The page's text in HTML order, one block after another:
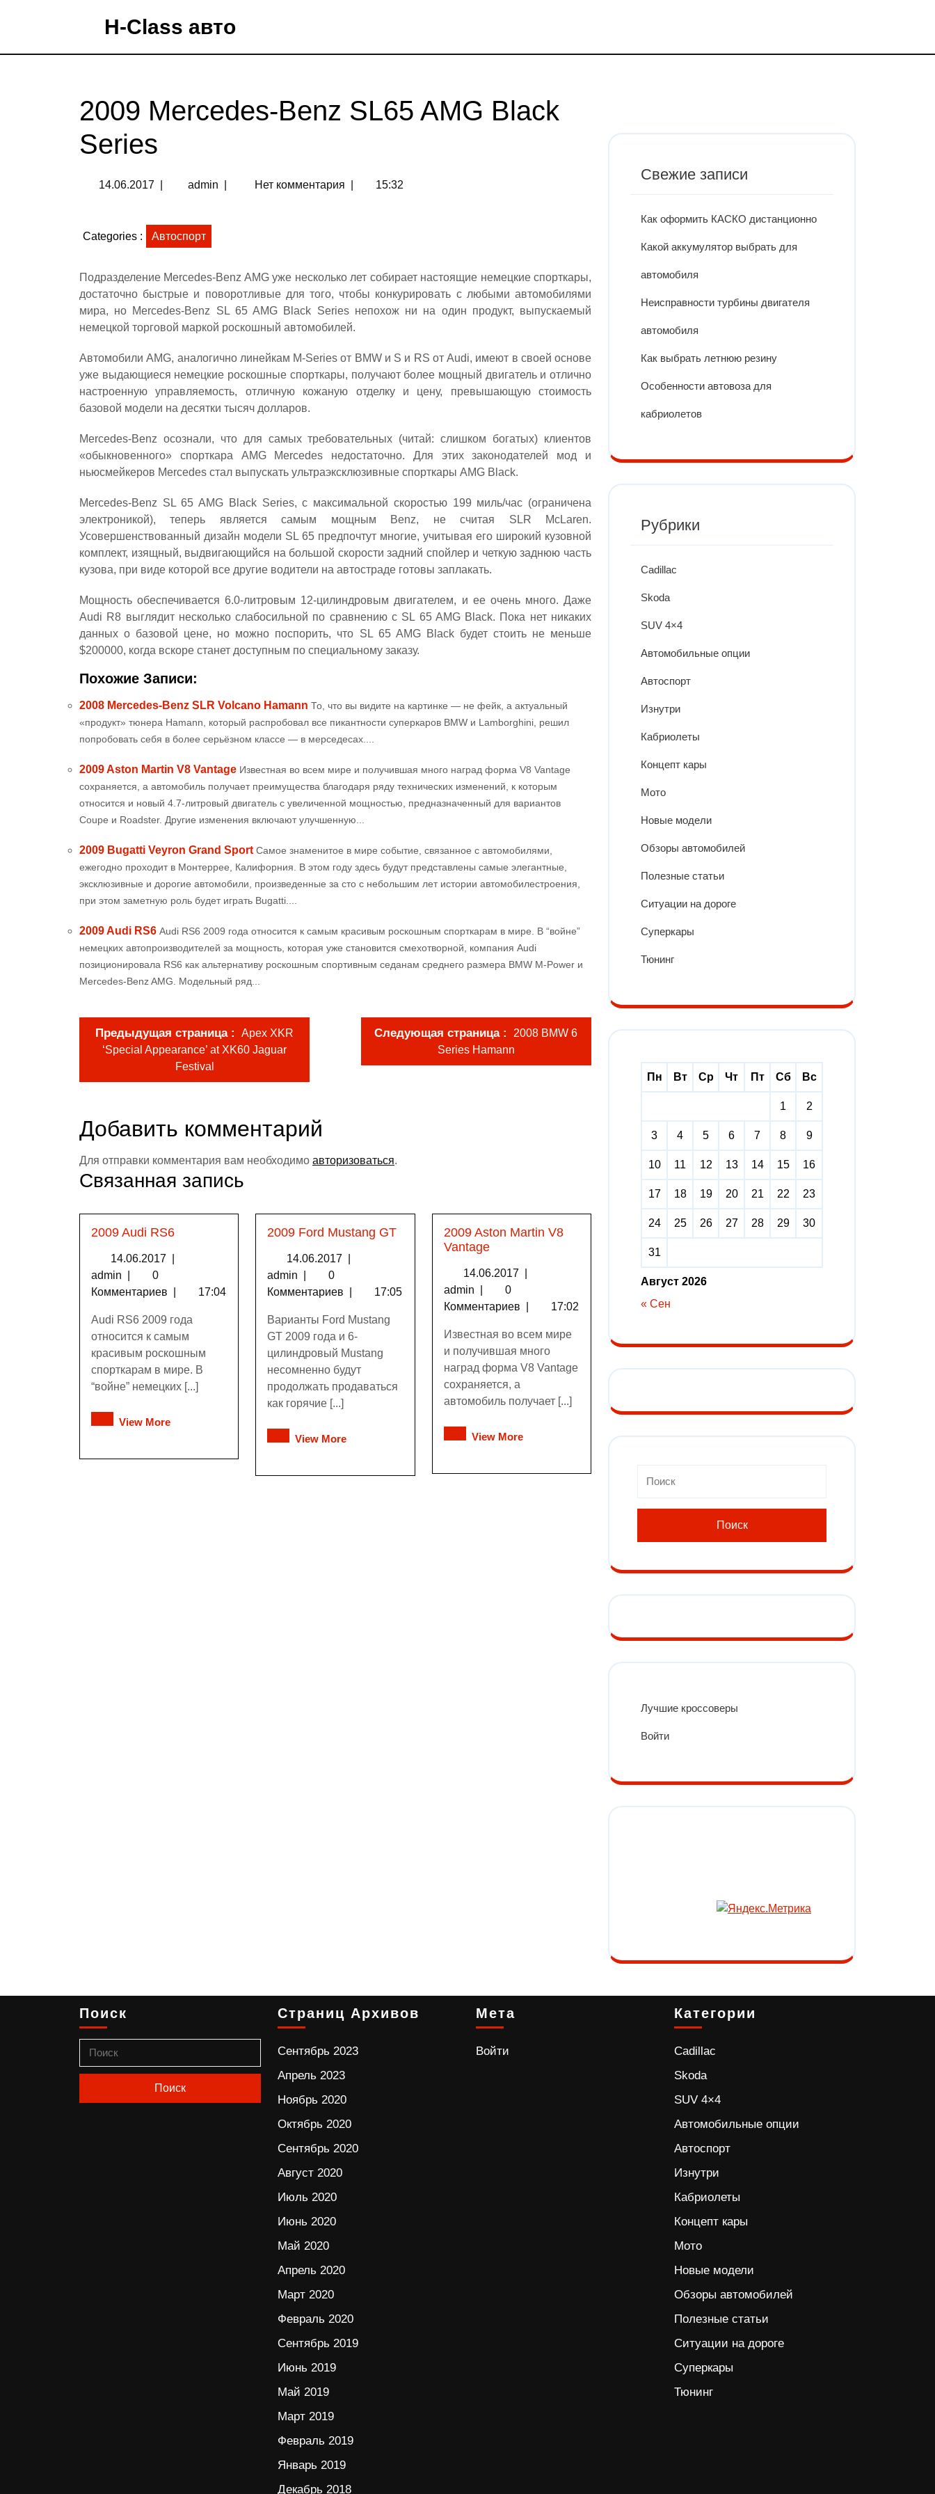
H-Class авто
2009 Mercedes-Benz SL65 AMG Black
Series
14.06.2017 admin Нет комментария 15:32
Categories : Автоспорт
Подразделение Mercedes-Benz AMG уже несколько лет собирает настоящие немецкие спорткары,
достаточно быстрые и поворотливые для того, чтобы конкурировать с любыми автомобилями
мира, но Mercedes-Benz SL 65 AMG Black Series непохож ни на один продукт, выпускаемый
немецкой торговой маркой роскошный автомобилей.
Автомобили AMG, аналогично линейкам M-Series от BMW и S и RS от Audi, имеют в своей основе
уже выдающиеся немецкие роскошные спорткары, получают более мощный двигатель и отлично
настроенную управляемость, отличную кожаную отделку и цену, превышающую стоимость
базовой модели на десятки тысяч долларов.
Mercedes-Benz осознали, что для самых требовательных (читай: слишком богатых) клиентов
«обыкновенного» спорткара AMG Mercedes недостаточно. Для этих законодателей мод и
ньюсмейкеров Mercedes стал выпускать ультраэксклюзивные спорткары AMG Black.
Mercedes-Benz SL 65 AMG Black Series, с максимальной скоростью 199 миль/час (ограничена
электроникой), теперь является самым мощным Benz, не считая SLR McLaren.
Усовершенствованный дизайн модели SL 65 предпочтут многие, учитывая его широкий кузовной
комплект, изящный, выдвигающийся на большой скорости задний спойлер и четкую заднюю часть
кузова, при виде которой все другие водители на автостраде готовы заплакать.
Мощность обеспечивается 6.0-литровым 12-цилиндровым двигателем, и ее очень много. Даже
Audi R8 выглядит несколько слабосильной по сравнению с SL 65 AMG Black. Пока нет никаких
данных о базовой цене, но можно поспорить, что SL 65 AMG Black будет стоить не меньше
$200000, когда вскоре станет доступным по специальному заказу.
Похожие Записи:
2008 Mercedes-Benz SLR Volcano Hamann То, что вы видите на картинке — не фейк, а актуальный
«продукт» тюнера Hamann, который распробовал все пикантности суперкаров BMW и Lamborghini, решил
попробовать себя в более серьёзном классе — в мерседесах....
2009 Aston Martin V8 Vantage Известная во всем мире и получившая много наград форма V8 Vantage
сохраняется, а автомобиль получает преимущества благодаря ряду технических изменений, к которым
относится и новый 4.7-литровый двигатель с увеличенной мощностью, предназначенный для вариантов
Coupe и Roadster. Другие изменения включают улучшенную...
2009 Bugatti Veyron Grand Sport Самое знаменитое в мире событие, связанное с автомобилями,
ежегодно проходит в Монтеррее, Калифорния. В этом году здесь будут представлены самые элегантные,
эксклюзивные и дорогие автомобили, произведенные за сто с небольшим лет истории автомобилестроения,
при этом заметную роль будет играть Bugatti....
2009 Audi RS6 Audi RS6 2009 года относится к самым красивым роскошным спорткарам в мире. В “войне”
немецких автопроизводителей за мощность, которая уже становится смехотворной, компания Audi
позиционировала RS6 как альтернативу роскошным спортивным седанам среднего размера BMW M-Power и
Mercedes-Benz AMG. Модельный ряд...
Предыдущая страница
Apex XKR
‘Special Appearance’ at XK60 Jaguar
Festival
Следующая страница
2008 BMW 6
Series Hamann
Добавить комментарий
Для отправки комментария вам необходимо авторизоваться.
Связанная запись
2009 Audi RS6
14.06.2017
admin
0
Комментариев
17:04
Audi RS6 2009 года
относится к самым
красивым роскошным
спорткарам в мире. В
“войне” немецких [...]
View More
2009 Ford Mustang GT
14.06.2017
admin
0
Комментариев
17:05
Варианты Ford Mustang
GT 2009 года и 6-
цилиндровый Mustang
несомненно будут
продолжать продаваться
как горячие [...]
View More
2009 Aston Martin V8
Vantage
14.06.2017
admin
0
Комментариев
17:02
Известная во всем мире
и получившая много
наград форма V8 Vantage
сохраняется, а
автомобиль получает [...]
View More
Свежие записи
Как оформить КАСКО дистанционно
Какой аккумулятор выбрать для
автомобиля
Неисправности турбины двигателя
автомобиля
Как выбрать летнюю резину
Особенности автовоза для
кабриолетов
Рубрики
Cadillac
Skoda
SUV 4×4
Автомобильные опции
Автоспорт
Изнутри
Кабриолеты
Концепт кары
Мото
Новые модели
Обзоры автомобилей
Полезные статьи
Ситуации на дороге
Суперкары
Тюнинг
Август 2026
Пн Вт Ср Чт Пт Сб Вс
1 2
3 4 5 6 7 8 9
10 11 12 13 14 15 16
17 18 19 20 21 22 23
24 25 26 27 28 29 30
31
« Сен
Лучшие кроссоверы
Войти
Поиск Страниц Архивов
Сентябрь 2023
Апрель 2023
Ноябрь 2020
Октябрь 2020
Сентябрь 2020
Август 2020
Июль 2020
Июнь 2020
Май 2020
Апрель 2020
Март 2020
Февраль 2020
Сентябрь 2019
Июнь 2019
Май 2019
Март 2019
Февраль 2019
Январь 2019
Декабрь 2018
Мета
Войти
Категории
Cadillac
Skoda
SUV 4×4
Автомобильные опции
Автоспорт
Изнутри
Кабриолеты
Концепт кары
Мото
Новые модели
Обзоры автомобилей
Полезные статьи
Ситуации на дороге
Суперкары
Тюнинг